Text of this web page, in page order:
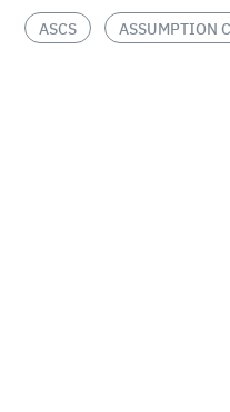
ASCS ASSUMPTION